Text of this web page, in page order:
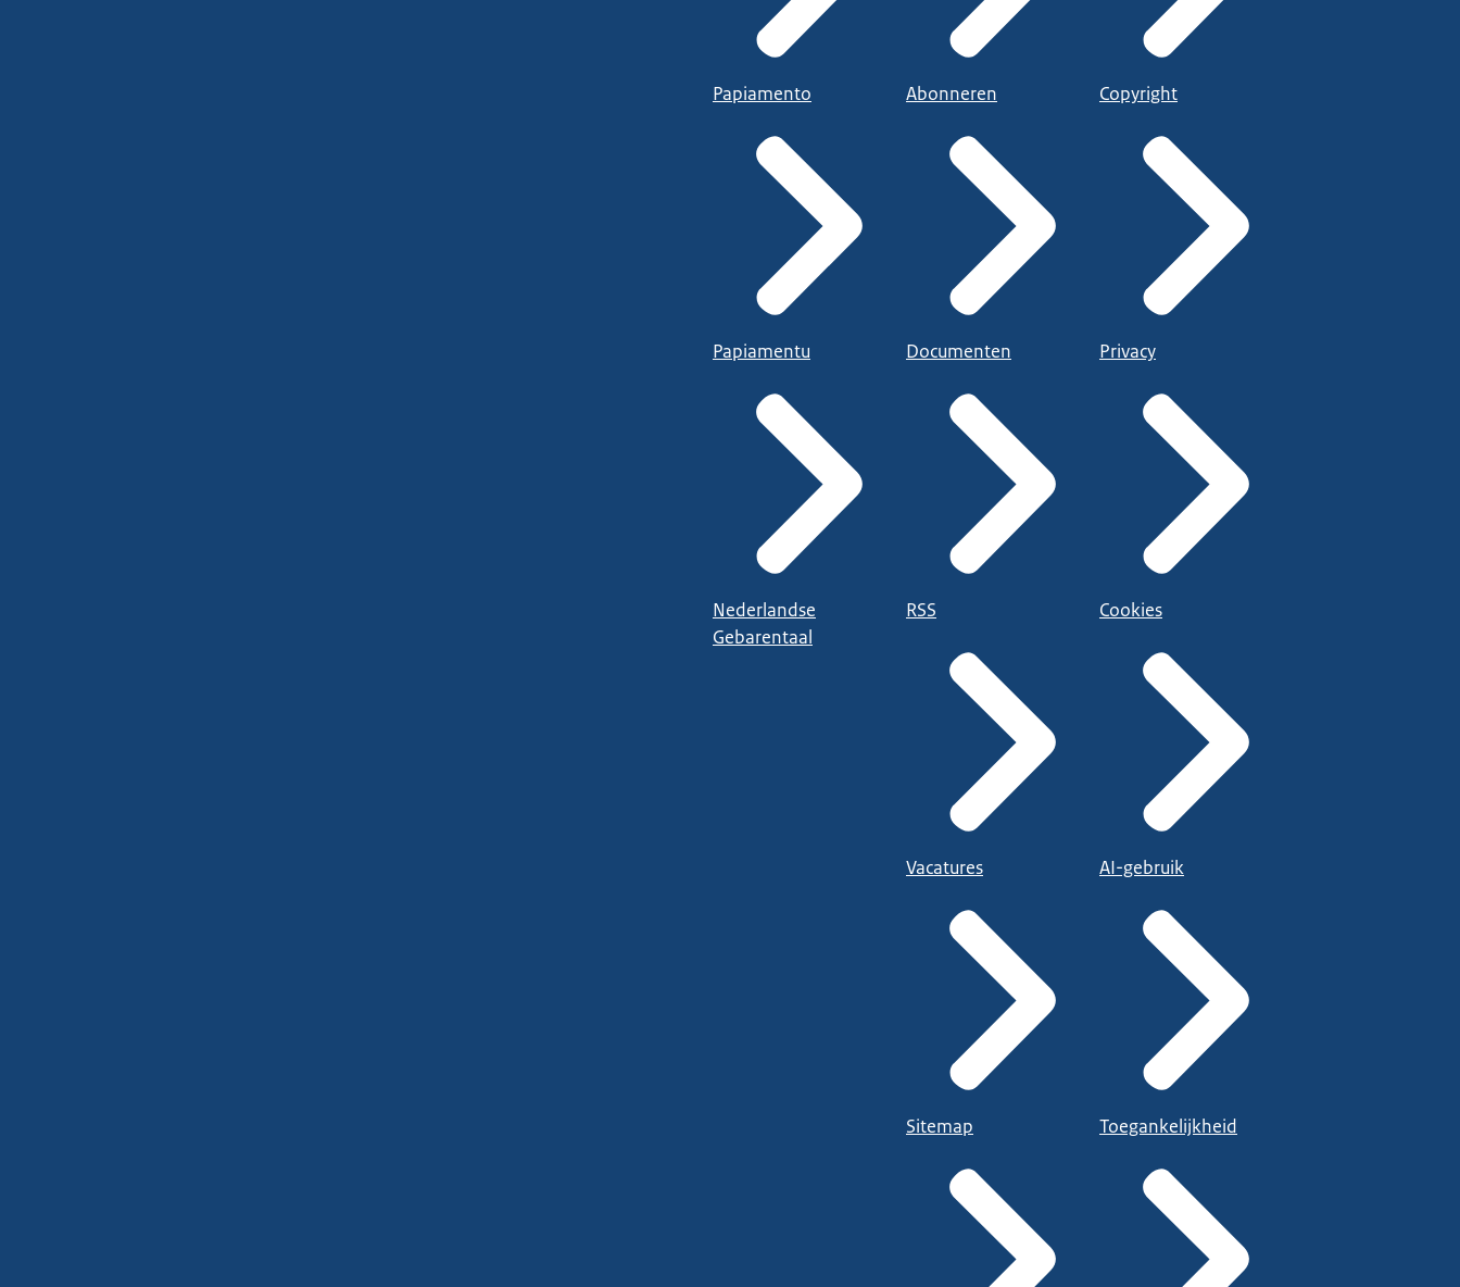
Papiamento
Papiamentu
Nederlandse
Gebarentaal
Abonneren
Documenten
RSS
Vacatures
Sitemap
Copyright
Privacy
Cookies
AI-gebruik
Toegankelijkheid